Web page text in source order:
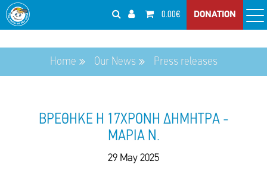
0.00€ DONATION
Home Our News Press releases
ΒΡΕΘΗΚΕ Η 17ΧΡΟΝΗ ΔΗΜΗΤΡΑ -
ΜΑΡΙΑ Ν.
29 May 2025